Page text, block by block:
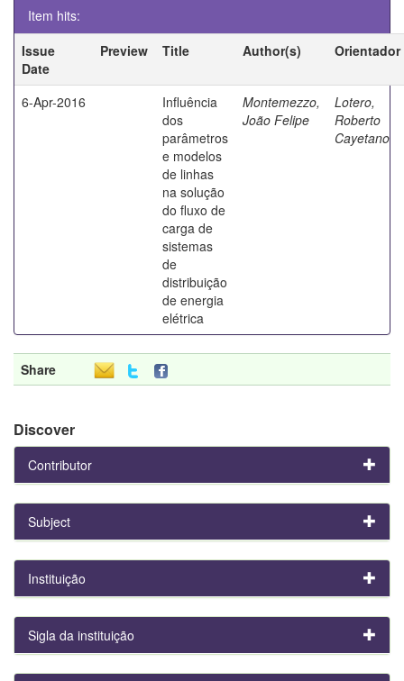
Item hits:
Issue
Date
Preview Title Author(s) Orientador
6-Apr-2016
Influência
dos
parâmetros
e modelos
de linhas
na solução
do fluxo de
carga de
sistemas
de
distribuição
de energia
elétrica
Montemezzo,
João Felipe
Lotero,
Roberto
Cayetano
Share
Discover
Contributor
Subject
Instituição
Sigla da instituição